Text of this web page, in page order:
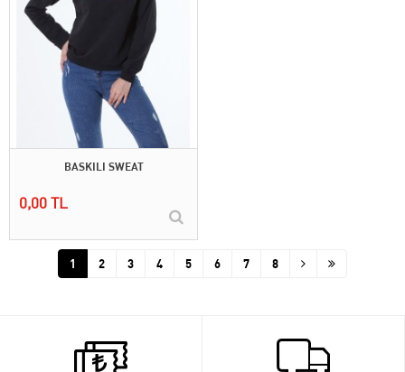
BASKILI SWEAT
0,00 TL
1 2 3 4 5 6 7 8